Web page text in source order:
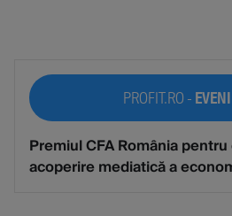
PROFIT.RO -
Premiul CFA România
acoperire mediatică a